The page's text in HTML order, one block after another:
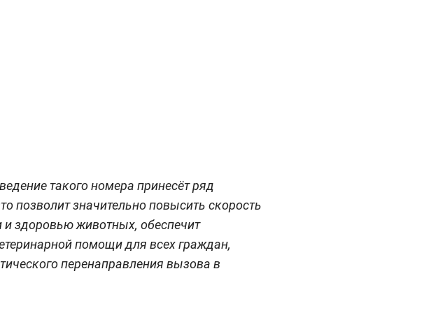
такого номера принесёт ряд
позволит значительно повысить скорость
и здоровью животных, обеспечит
помощи для всех граждан,
перенаправления вызова в